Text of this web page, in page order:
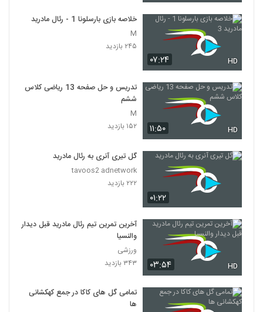
۰۷:۲۴ HD
خلاصه بازی بارسلونا 1 - رئال مادرید 3
M
۲۴۵ بازدید
۱۱:۵۰ HD
تدریس و حل صفحه 13 ریاضی کلاس
ششم
M
۱۵۲ بازدید
۰۱:۲۲
گل تیری آنری به رئال مادرید
tavoos2 adnetwork
۲۲۲ بازدید
۰۳:۵۴ HD
آخرین تمرین تیم رئال مادرید قبل دیدار
والنسیا
ورزشی
۳۴۳ بازدید
تمامی گل های کاکا در جمع کهکشانی
ها